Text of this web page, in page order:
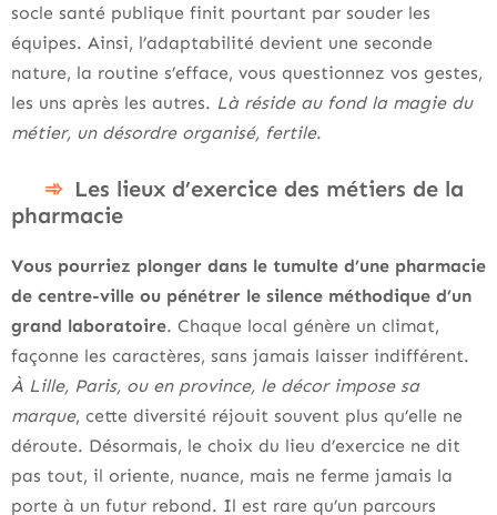
socle santé publique finit pourtant par souder les
équipes. Ainsi, l’adaptabilité devient une seconde
nature, la routine s’efface, vous questionnez vos gestes,
les uns après les autres. Là réside au fond la magie du
métier, un désordre organisé, fertile.
Les lieux d’exercice des métiers de la
pharmacie
Vous pourriez plonger dans le tumulte d’une pharmacie
de centre-ville ou pénétrer le silence méthodique d’un
grand laboratoire. Chaque local génère un climat,
façonne les caractères, sans jamais laisser indifférent.
À Lille, Paris, ou en province, le décor impose sa
marque, cette diversité réjouit souvent plus qu’elle ne
déroute. Désormais, le choix du lieu d’exercice ne dit
pas tout, il oriente, nuance, mais ne ferme jamais la
porte à un futur rebond. Il est rare qu’un parcours